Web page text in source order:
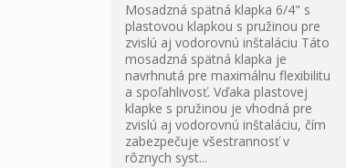
Mosadzná spätná klapka 6/4" s
plastovou klapkou s pružinou pre
zvislú aj vodorovnú inštaláciu Táto
mosadzná spätná klapka je
navrhnutá pre maximálnu flexibilitu
a spoľahlivosť. Vďaka plastovej
klapke s pružinou je vhodná pre
zvislú aj vodorovnú inštaláciu, čím
zabezpečuje všestrannosť v
rôznych syst...